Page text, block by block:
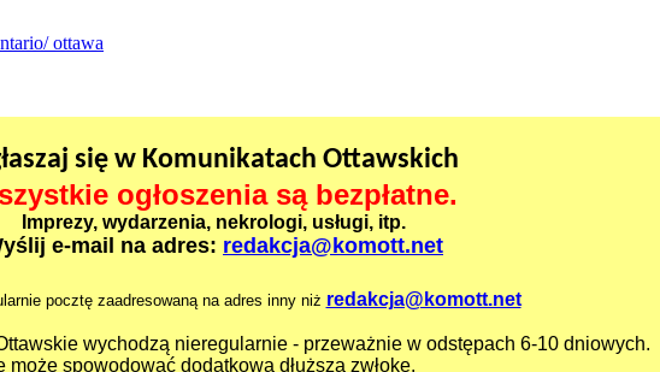
ottawa
się w Komunikatach Ottawskich
ogłoszenia są bezpłatne.
Imprezy, wydarzenia, nekrologi, usługi, itp.
e-mail na adres: redakcja@komott.net
pocztę zaadresowaną na adres inny niż redakcja@komott.net
wychodzą nieregularnie - przeważnie w odstępach 6-10 dniowych.
spowodować dodatkową dłuższą zwłokę.